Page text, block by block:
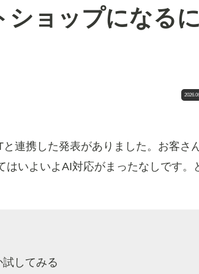
ョップになる
連携した発表がありました。お客さ
いよいよAI対応がまったなしです。
してみる